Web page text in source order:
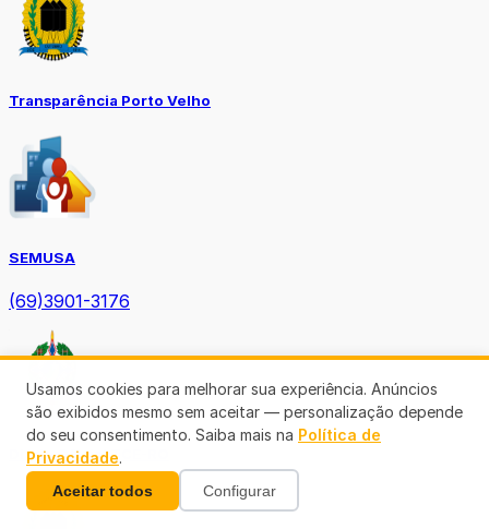
Transparência Porto Velho
SEMUSA
(69)3901-3176
Diário Oficial TCE-RO
Usamos cookies para melhorar sua experiência. Anúncios
são exibidos mesmo sem aceitar — personalização depende
do seu consentimento. Saiba mais na Política de
Privacidade.
Aceitar todos Configurar